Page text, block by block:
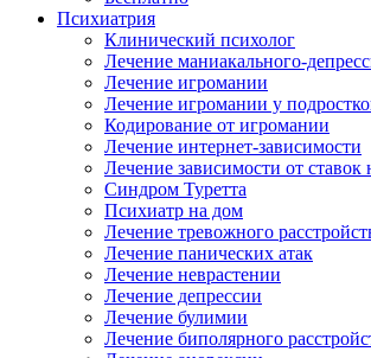
Психиатрия
Клинический психолог
Лечение маниакального-
Лечение игромании
Лечение игромании у
Кодирование от игромании
Лечение интернет-зависимости
Лечение зависимости от ставок
Синдром Туретта
Психиатр на дом
Лечение тревожного
Лечение панических атак
Лечение неврастении
Лечение депрессии
Лечение булимии
Лечение биполярного